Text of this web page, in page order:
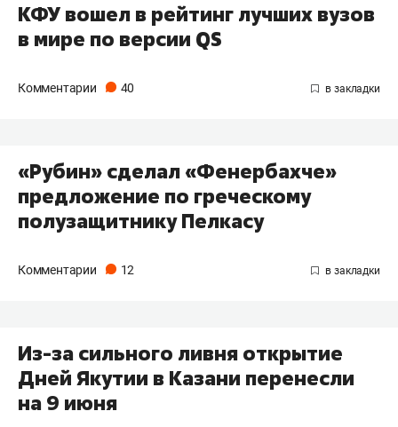
КФУ вошел в рейтинг лучших вузов
в мире по версии QS
Комментарии 40
«Рубин» сделал «Фенербахче»
предложение по греческому
полузащитнику Пелкасу
Комментарии 12
Из-за сильного ливня открытие
Дней Якутии в Казани перенесли
на 9 июня